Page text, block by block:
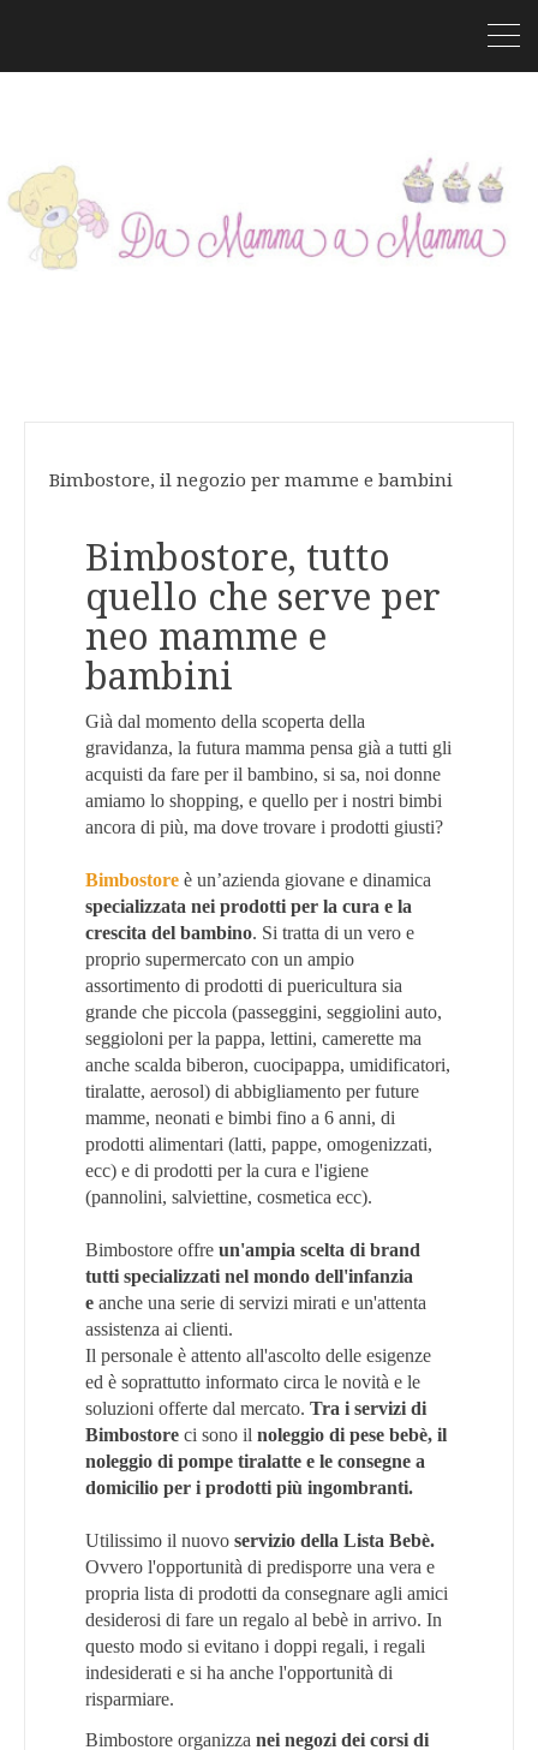
Bimbostore, il negozio per mamme e bambini
Bimbostore, tutto
quello che serve per
neo mamme e
bambini
Già dal momento della scoperta della
gravidanza, la futura mamma pensa già a tutti gli
acquisti da fare per il bambino, si sa, noi donne
amiamo lo shopping, e quello per i nostri bimbi
ancora di più, ma dove trovare i prodotti giusti?
Bimbostore è un’azienda giovane e dinamica
specializzata nei prodotti per la cura e la
crescita del bambino. Si tratta di un vero e
proprio supermercato con un ampio
assortimento di prodotti di puericultura sia
grande che piccola (passeggini, seggiolini auto,
seggioloni per la pappa, lettini, camerette ma
anche scalda biberon, cuocipappa, umidificatori,
tiralatte, aerosol) di abbigliamento per future
mamme, neonati e bimbi fino a 6 anni, di
prodotti alimentari (latti, pappe, omogenizzati,
ecc) e di prodotti per la cura e l'igiene
(pannolini, salviettine, cosmetica ecc).
Bimbostore offre un'ampia scelta di brand
tutti specializzati nel mondo dell'infanzia
e anche una serie di servizi mirati e un'attenta
assistenza ai clienti.
Il personale è attento all'ascolto delle esigenze
ed è soprattutto informato circa le novità e le
soluzioni offerte dal mercato. Tra i servizi di
Bimbostore ci sono il noleggio di pese bebè, il
noleggio di pompe tiralatte e le consegne a
domicilio per i prodotti più ingombranti.
Utilissimo il nuovo servizio della Lista Bebè.
Ovvero l'opportunità di predisporre una vera e
propria lista di prodotti da consegnare agli amici
desiderosi di fare un regalo al bebè in arrivo. In
questo modo si evitano i doppi regali, i regali
indesiderati e si ha anche l'opportunità di
risparmiare.
Bimbostore organizza nei negozi dei corsi di